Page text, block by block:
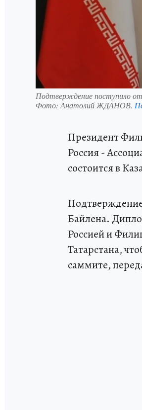
Подтверждение поступило от
Фото: Анатолий ЖДАНОВ.
Президент
Россия -
состоится в
Подтверждение
Байлена.
Россией и
Татарстана,
саммите,